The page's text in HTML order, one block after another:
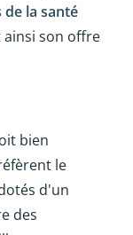
la santé
son offre
bien
le
d'un
des